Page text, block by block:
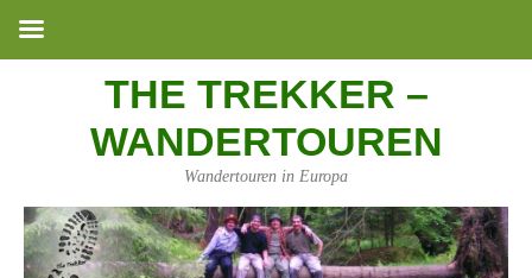
THE TREKKER –
WANDERTOUREN
Wandertouren in Europa